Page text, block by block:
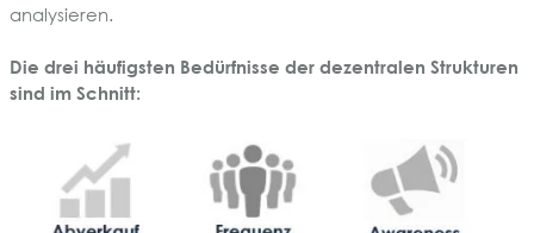
analysieren.
Die drei häufigsten Bedürfnisse der dezentralen Strukturen
sind im Schnitt: